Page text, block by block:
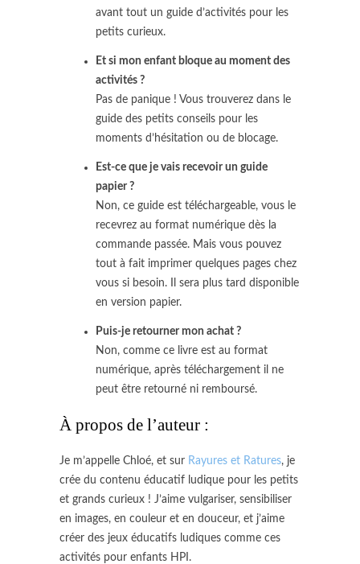
avant tout un guide d’activités pour les
petits curieux.
Et si mon enfant bloque au moment des
activités ?
Pas de panique ! Vous trouverez dans le
guide des petits conseils pour les
moments d’hésitation ou de blocage.
Est-ce que je vais recevoir un guide
papier ?
Non, ce guide est téléchargeable, vous le
recevrez au format numérique dès la
commande passée. Mais vous pouvez
tout à fait imprimer quelques pages chez
vous si besoin. Il sera plus tard disponible
en version papier.
Puis-je retourner mon achat ?
Non, comme ce livre est au format
numérique, après téléchargement il ne
peut être retourné ni remboursé.
À propos de l’auteur :
Je m’appelle Chloé, et sur Rayures et Ratures, je
crée du contenu éducatif ludique pour les petits
et grands curieux ! J’aime vulgariser, sensibiliser
en images, en couleur et en douceur, et j’aime
créer des jeux éducatifs ludiques comme ces
activités pour enfants HPI.